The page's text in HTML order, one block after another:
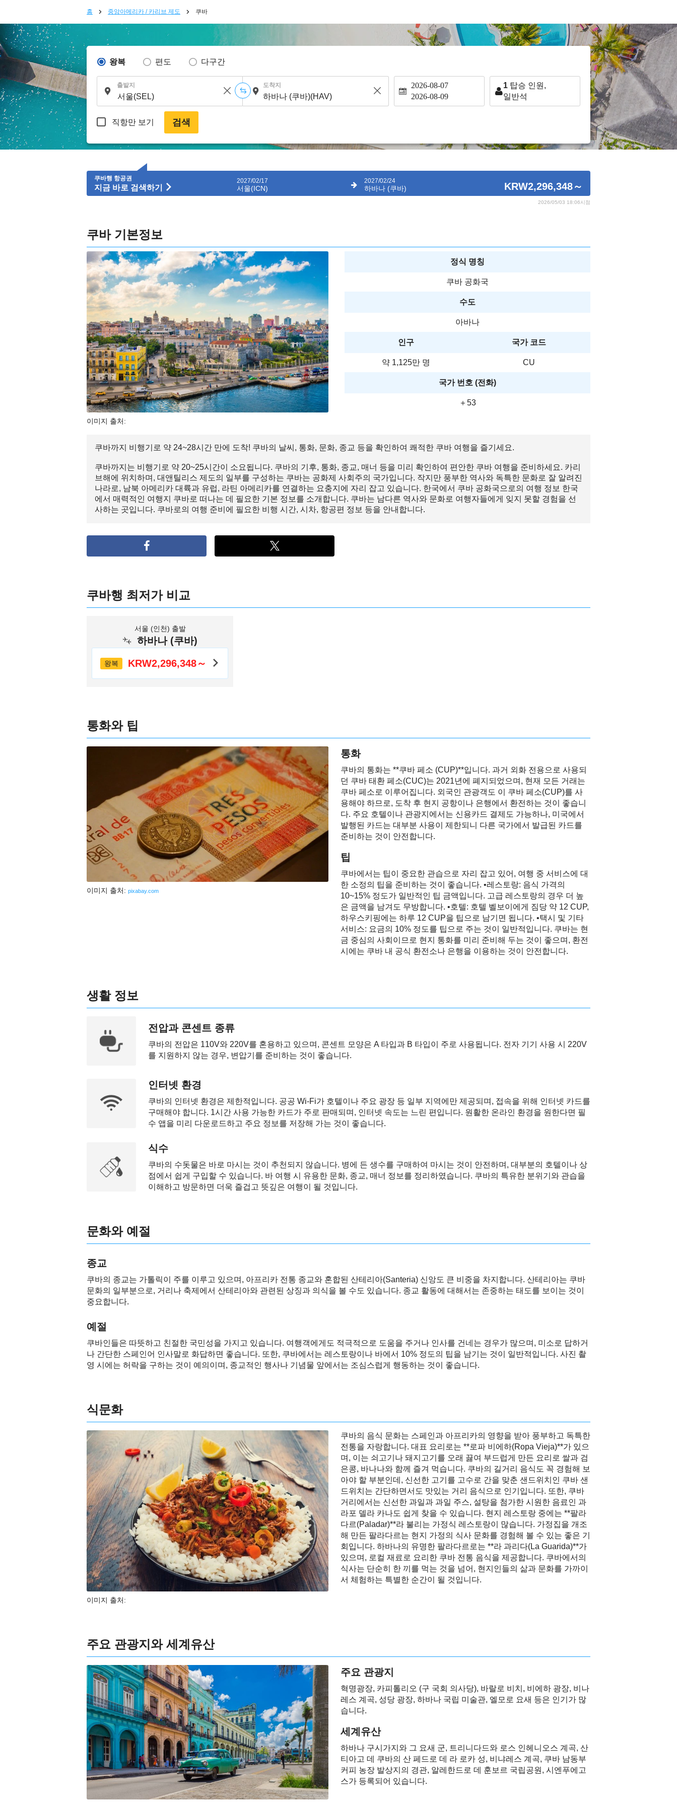
홈 중앙아메리카 / 카리브 제도 쿠바
왕복 편도 다구간
출발지 도착지 2026-08-07
2026-08-09
1 탑승 인원,
일반석
직항만 보기 검색
쿠바행 항공권
지금 바로 검색하기
2027/02/17
서울(ICN)
2027/02/24
하바나 (쿠바) KRW2,296,348～
2026/05/03 18:06시점
쿠바 기본정보
이미지 출처:
정식 명칭
쿠바 공화국
수도
아바나
인구 국가 코드
약 1,125만 명 CU
국가 번호 (전화)
＋53
쿠바까지 비행기로 약 24~28시간 만에 도착! 쿠바의 날씨, 통화, 문화, 종교 등을 확인하여 쾌적한 쿠바 여행을 즐기세요.
쿠바까지는 비행기로 약 20~25시간이 소요됩니다. 쿠바의 기후, 통화, 종교, 매너 등을 미리 확인하여 편안한 쿠바 여행을 준비하세요. 카리
브해에 위치하며, 대앤틸리스 제도의 일부를 구성하는 쿠바는 공화제 사회주의 국가입니다. 작지만 풍부한 역사와 독특한 문화로 잘 알려진
나라로, 남북 아메리카 대륙과 유럽, 라틴 아메리카를 연결하는 요충지에 자리 잡고 있습니다. 한국에서 쿠바 공화국으로의 여행 정보 한국
에서 매력적인 여행지 쿠바로 떠나는 데 필요한 기본 정보를 소개합니다. 쿠바는 남다른 역사와 문화로 여행자들에게 잊지 못할 경험을 선
사하는 곳입니다. 쿠바로의 여행 준비에 필요한 비행 시간, 시차, 항공편 정보 등을 안내합니다.
쿠바행 최저가 비교
서울 (인천) 출발
하바나 (쿠바)
왕복 KRW2,296,348～
통화와 팁
이미지 출처: pixabay.com
통화
쿠바의 통화는 **쿠바 페소 (CUP)**입니다. 과거 외화 전용으로 사용되
던 쿠바 태환 페소(CUC)는 2021년에 폐지되었으며, 현재 모든 거래는
쿠바 페소로 이루어집니다. 외국인 관광객도 이 쿠바 페소(CUP)를 사
용해야 하므로, 도착 후 현지 공항이나 은행에서 환전하는 것이 좋습니
다. 주요 호텔이나 관광지에서는 신용카드 결제도 가능하나, 미국에서
발행된 카드는 대부분 사용이 제한되니 다른 국가에서 발급된 카드를
준비하는 것이 안전합니다.
팁
쿠바에서는 팁이 중요한 관습으로 자리 잡고 있어, 여행 중 서비스에 대
한 소정의 팁을 준비하는 것이 좋습니다. •레스토랑: 음식 가격의
10~15% 정도가 일반적인 팁 금액입니다. 고급 레스토랑의 경우 더 높
은 금액을 남겨도 무방합니다. •호텔: 호텔 벨보이에게 짐당 약 12 CUP,
하우스키핑에는 하루 12 CUP을 팁으로 남기면 됩니다. •택시 및 기타
서비스: 요금의 10% 정도를 팁으로 주는 것이 일반적입니다. 쿠바는 현
금 중심의 사회이므로 현지 통화를 미리 준비해 두는 것이 좋으며, 환전
시에는 쿠바 내 공식 환전소나 은행을 이용하는 것이 안전합니다.
생활 정보
전압과 콘센트 종류
쿠바의 전압은 110V와 220V를 혼용하고 있으며, 콘센트 모양은 A 타입과 B 타입이 주로 사용됩니다. 전자 기기 사용 시 220V
를 지원하지 않는 경우, 변압기를 준비하는 것이 좋습니다.
인터넷 환경
쿠바의 인터넷 환경은 제한적입니다. 공공 Wi-Fi가 호텔이나 주요 광장 등 일부 지역에만 제공되며, 접속을 위해 인터넷 카드를
구매해야 합니다. 1시간 사용 가능한 카드가 주로 판매되며, 인터넷 속도는 느린 편입니다. 원활한 온라인 환경을 원한다면 필
수 앱을 미리 다운로드하고 주요 정보를 저장해 가는 것이 좋습니다.
식수
쿠바의 수돗물은 바로 마시는 것이 추천되지 않습니다. 병에 든 생수를 구매하여 마시는 것이 안전하며, 대부분의 호텔이나 상
점에서 쉽게 구입할 수 있습니다. 바 여행 시 유용한 문화, 종교, 매너 정보를 정리하였습니다. 쿠바의 특유한 분위기와 관습을
이해하고 방문하면 더욱 즐겁고 뜻깊은 여행이 될 것입니다.
문화와 예절
종교
쿠바의 종교는 가톨릭이 주를 이루고 있으며, 아프리카 전통 종교와 혼합된 산테리아(Santeria) 신앙도 큰 비중을 차지합니다. 산테리아는 쿠바
문화의 일부분으로, 거리나 축제에서 산테리아와 관련된 상징과 의식을 볼 수도 있습니다. 종교 활동에 대해서는 존중하는 태도를 보이는 것이
중요합니다.
예절
쿠바인들은 따뜻하고 친절한 국민성을 가지고 있습니다. 여행객에게도 적극적으로 도움을 주거나 인사를 건네는 경우가 많으며, 미소로 답하거
나 간단한 스페인어 인사말로 화답하면 좋습니다. 또한, 쿠바에서는 레스토랑이나 바에서 10% 정도의 팁을 남기는 것이 일반적입니다. 사진 촬
영 시에는 허락을 구하는 것이 예의이며, 종교적인 행사나 기념물 앞에서는 조심스럽게 행동하는 것이 좋습니다.
식문화
이미지 출처:
쿠바의 음식 문화는 스페인과 아프리카의 영향을 받아 풍부하고 독특한
전통을 자랑합니다. 대표 요리로는 **로파 비에하(Ropa Vieja)**가 있으
며, 이는 쇠고기나 돼지고기를 오래 끓여 부드럽게 만든 요리로 쌀과 검
은콩, 바나나와 함께 즐겨 먹습니다. 쿠바의 길거리 음식도 꼭 경험해 보
아야 할 부분인데, 신선한 고기를 고수로 간을 맞춘 샌드위치인 쿠바 샌
드위치는 간단하면서도 맛있는 거리 음식으로 인기입니다. 또한, 쿠바
거리에서는 신선한 과일과 과일 주스, 설탕을 첨가한 시원한 음료인 과
라포 델라 카나도 쉽게 찾을 수 있습니다. 현지 레스토랑 중에는 **팔라
다르(Paladar)**라 불리는 가정식 레스토랑이 많습니다. 가정집을 개조
해 만든 팔라다르는 현지 가정의 식사 문화를 경험해 볼 수 있는 좋은 기
회입니다. 하바나의 유명한 팔라다르로는 **라 과리다(La Guarida)**가
있으며, 로컬 재료로 요리한 쿠바 전통 음식을 제공합니다. 쿠바에서의
식사는 단순히 한 끼를 먹는 것을 넘어, 현지인들의 삶과 문화를 가까이
서 체험하는 특별한 순간이 될 것입니다.
주요 관광지와 세계유산
주요 관광지
혁명광장, 카피톨리오 (구 국회 의사당), 바랄로 비치, 비에하 광장, 비나
레스 계곡, 성당 광장, 하바나 국립 미술관, 엘모로 요새 등은 인기가 많
습니다.
세계유산
하바나 구시가지와 그 요새 군, 트리니다드와 로스 인헤니오스 계곡, 산
티아고 데 쿠바의 산 페드로 데 라 로카 성, 비냐레스 계곡, 쿠바 남동부
커피 농장 발상지의 경관, 알레한드로 데 훈보르 국립공원, 시엔푸에고
스가 등록되어 있습니다.